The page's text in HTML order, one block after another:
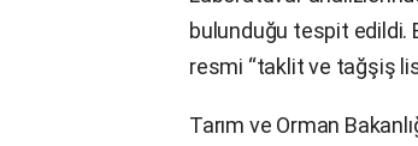
bulunduğu tespit edildi.
resmi “taklit ve tağşiş
Tarım ve Orman